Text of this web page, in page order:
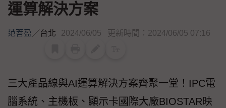
運算解決方案
范菩盈／台北 2024/06/05 更新時間：2024/06/05 07:16
三大產品線與AI運算解決方案齊聚一堂！IPC電
腦系統、主機板、顯示卡國際大廠BIOSTAR映